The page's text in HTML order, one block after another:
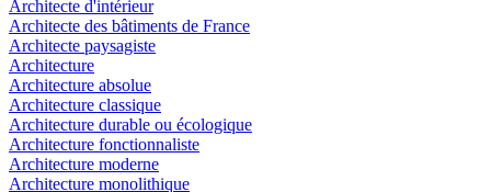
Architecte d'intérieur
Architecte des bâtiments de France
Architecte paysagiste
Architecture
Architecture absolue
Architecture classique
Architecture durable ou écologique
Architecture fonctionnaliste
Architecture moderne
Architecture monolithique